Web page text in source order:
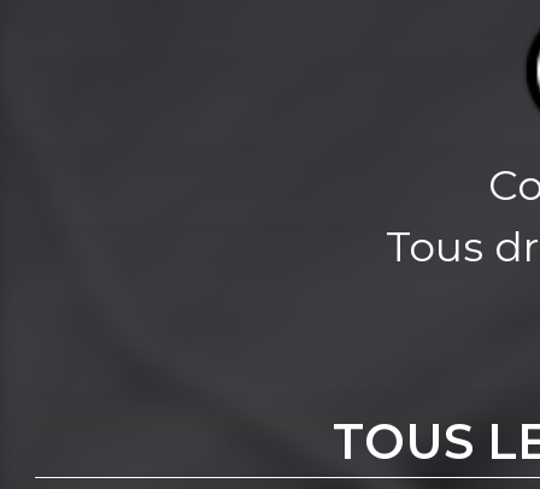
Tous
TOUS